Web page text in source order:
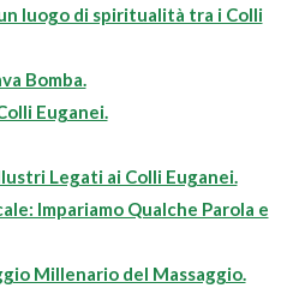
luogo di spiritualità tra i Colli
Bomba.
Euganei.
Legati ai Colli Euganei.
Impariamo Qualche Parola e
Millenario del Massaggio.